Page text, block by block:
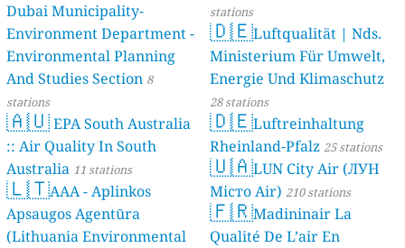
Dubai Municipality-
Environment Department -
Environmental Planning
And Studies Section 8
stations
🇦🇺EPA South Australia
:: Air Quality In South
Australia 11 stations
🇱🇹AAA - Aplinkos
Apsaugos Agentūra
(Lithuania Environmental
stations
🇩🇪Luftqualität | Nds.
Ministerium Für Umwelt,
Energie Und Klimaschutz
28 stations
🇩🇪Luftreinhaltung
Rheinland-Pfalz 25 stations
🇺🇦LUN City Air (ЛУН
Місто Air) 210 stations
🇫🇷Madininair La
Qualité De L’air En